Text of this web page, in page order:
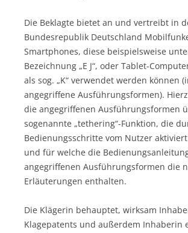
Die Beklagte bietet an und vertreibt in
Bundesrepublik Deutschland
Smartphones, diese beispielsweise
Bezeichnung „E J“, oder Tablet-
als sog. „K“ verwendet werden können
angegriffene Ausführungsformen).
die angegriffenen Ausführungsformen
sogenannte „tethering“-Funktion, die
Bedienungsschritte vom Nutzer
und für welche die
angegriffenen Ausführungsformen die
Erläuterungen enthalten.
Die Klägerin behauptet, wirksam
Klagepatents und außerdem Inhaberin